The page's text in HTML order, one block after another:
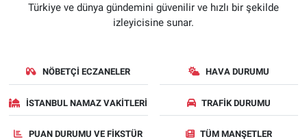
Türkiye ve dünya gündemini güvenilir ve hızlı bir şekilde
izleyicisine sunar.
NÖBETÇI ECZANELER HAVA DURUMU
İSTANBUL NAMAZ VAKITLERI TRAFIK DURUMU
PUAN DURUMU VE FIKSTÜR TÜM MANŞETLER